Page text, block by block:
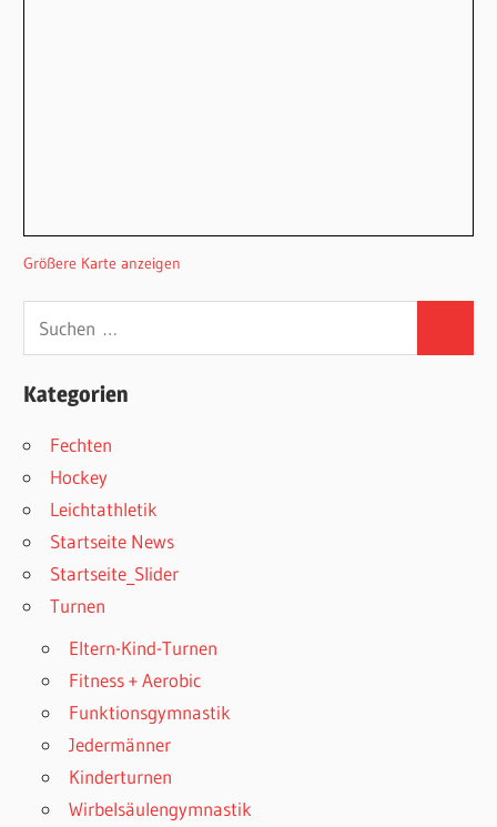
Größere Karte anzeigen
Suchen
nach:
Kategorien
Fechten
Hockey
Leichtathletik
Startseite News
Startseite_Slider
Turnen
Eltern-Kind-Turnen
Fitness + Aerobic
Funktionsgymnastik
Jedermänner
Kinderturnen
Wirbelsäulengymnastik